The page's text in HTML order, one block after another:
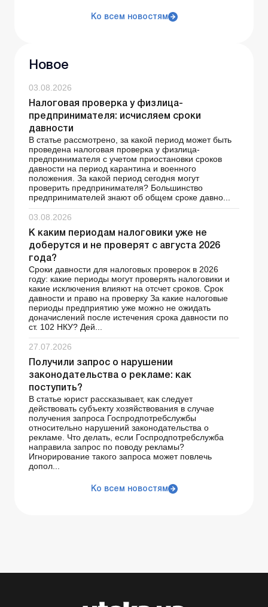
Ко всем новостям
Новое
03.08.2026
Налоговая проверка у физлица-
предпринимателя: исчисляем сроки
давности
В статье рассмотрено, за какой период может быть
проведена налоговая проверка у физлица-
предпринимателя с учетом приостановки сроков
давности на период карантина и военного
положения. За какой период сегодня могут
проверить предпринимателя? Большинство
предпринимателей знают об общем сроке давно...
03.08.2026
К каким периодам налоговики уже не
доберутся и не проверят с августа 2026
года?
Сроки давности для налоговых проверок в 2026
году: какие периоды могут проверять налоговики и
какие исключения влияют на отсчет сроков. Срок
давности и право на проверку За какие налоговые
периоды предприятию уже можно не ожидать
доначислений после истечения срока давности по
ст. 102 НКУ? Дей...
27.07.2026
Получили запрос о нарушении
законодательства о рекламе: как
поступить?
В статье юрист рассказывает, как следует
действовать субъекту хозяйствования в случае
получения запроса Госпродпотребслужбы
относительно нарушений законодательства о
рекламе. Что делать, если Госпродпотребслужба
направила запрос по поводу рекламы?
Игнорирование такого запроса может повлечь
допол...
Ко всем новостям